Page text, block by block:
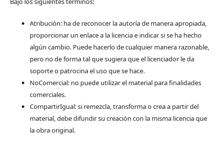
Atribución: ha de reconocer la autoría de manera apropiada,
proporcionar un enlace a la licencia e indicar si se ha hecho
algún cambio. Puede hacerlo de cualquier manera razonable,
pero no de forma tal que sugiera que el licenciador le da
soporte o patrocina el uso que se hace.
NoComercial: no puede utilizar el material para finalidades
comerciales.
CompartirIgual: si remezcla, transforma o crea a partir del
material, debe difundir su creación con la misma licencia que
la obra original.